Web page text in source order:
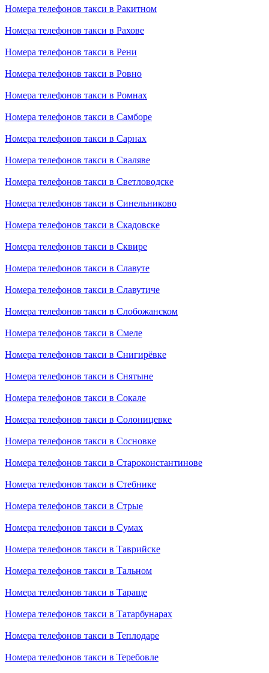
Номера телефонов такси в Ракитном
Номера телефонов такси в Рахове
Номера телефонов такси в Рени
Номера телефонов такси в Ровно
Номера телефонов такси в Ромнах
Номера телефонов такси в Самборе
Номера телефонов такси в Сарнах
Номера телефонов такси в Сваляве
Номера телефонов такси в Светловодске
Номера телефонов такси в Синельниково
Номера телефонов такси в Скадовске
Номера телефонов такси в Сквире
Номера телефонов такси в Славуте
Номера телефонов такси в Славутиче
Номера телефонов такси в Слобожанском
Номера телефонов такси в Смеле
Номера телефонов такси в Снигирёвке
Номера телефонов такси в Снятыне
Номера телефонов такси в Сокале
Номера телефонов такси в Солоницевке
Номера телефонов такси в Сосновке
Номера телефонов такси в Староконстантинове
Номера телефонов такси в Стебнике
Номера телефонов такси в Стрые
Номера телефонов такси в Сумах
Номера телефонов такси в Таврийске
Номера телефонов такси в Тальном
Номера телефонов такси в Тараще
Номера телефонов такси в Татарбунарах
Номера телефонов такси в Теплодаре
Номера телефонов такси в Теребовле